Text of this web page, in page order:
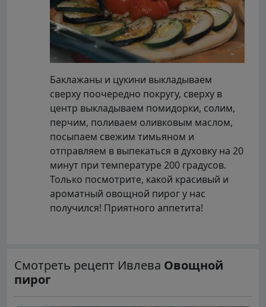
Баклажаны и цукини выкладываем
сверху поочередно покругу, сверху в
центр выкладываем помидорки, солим,
перчим, поливаем оливковым маслом,
посыпаем свежим тимьяном и
отправляем в выпекаться в духовку на 20
минут при температуре 200 градусов.
Только посмотрите, какой красивый и
ароматный овощной пирог у нас
получился! Приятного аппетита!
Смотреть рецепт Ивлева Овощной
пирог